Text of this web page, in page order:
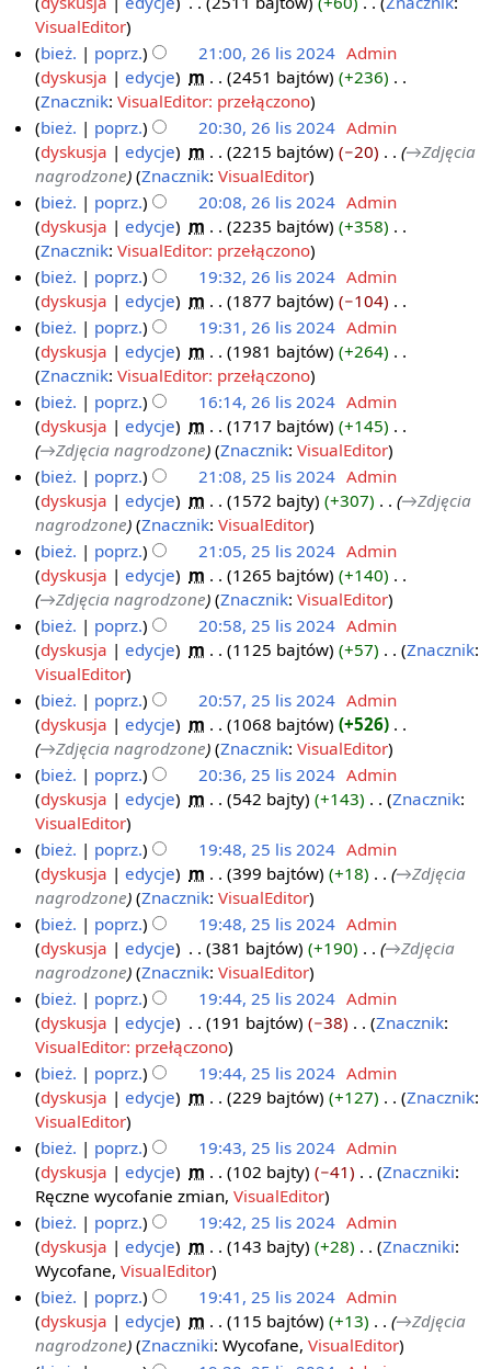
n
i
a
n
z
m
i
a
n
s
z
m
i
a
n
o
p
i
s
u
z
m
i
a
n
a
n
o
o
p
i
s
z
m
i
a
n
2
4
p
o
d
a
n
o
o
p
i
s
u
z
m
i
a
n
N
i
e
p
o
d
a
n
o
o
p
i
s
u
z
m
i
a
n
VisualEditor
bież.
poprz. 21:00, 26 lis 2024 Admin
dyskusja
edycje m 2451 bajtów +236
N
i
e
p
o
d
a
n
o
o
p
i
s
u
z
m
i
a
n
Znacznik:VisualEditor: przełączono
bież.
poprz. 20:30, 26 lis 2024 Admin
dyskusja
edycje m 2215 bajtów −20
→‎Zdjęcia
nagrodzone
Znacznik:VisualEditor
bież.
poprz. 20:08, 26 lis 2024 Admin
dyskusja
edycje m 2235 bajtów +358
N
i
e
p
o
d
a
n
o
o
p
i
u
z
m
i
a
n
Znacznik:VisualEditor: przełączono
bież.
poprz. 19:32, 26 lis 2024 Admin
dyskusja
edycje m 1877 bajtów −104
N
i
e
p
o
d
a
n
o
o
p
i
s
u
z
m
i
a
n
bież. poprz. 19:31, 26 lis 2024 Admin
dyskusja
edycje m 1981 bajtów +264
N
i
e
p
o
d
a
n
o
o
p
i
s
z
m
i
a
n
Znacznik:VisualEditor: przełączono
bież.
poprz. 16:14, 26 lis 2024 Admin
dyskusja
edycje m 1717 bajtów +145
→‎Zdjęcia nagrodzone
Znacznik:VisualEditor
2
4
bież. poprz. 21:08, 25 lis 2024 Admin
dyskusja
edycje m 1572 bajty +307
→‎Zdjęcia
nagrodzone
Znacznik:VisualEditor
bież.
poprz. 21:05, 25 lis 2024 Admin
dyskusja
edycje m 1265 bajtów +140
→‎Zdjęcia nagrodzone
Znacznik:VisualEditor
bież.
poprz. 20:58, 25 lis 2024 Admin
dyskusja
edycje m 1125 bajtów +57
N
i
e
p
o
d
a
n
o
o
p
i
s
z
m
i
a
n
Znacznik:
VisualEditor
bież.
poprz. 20:57, 25 lis 2024 Admin
dyskusja
edycje m 1068 bajtów +526
→‎Zdjęcia nagrodzone
Znacznik:VisualEditor
bież.
poprz. 20:36, 25 lis 2024 Admin
dyskusja
edycje m 542 bajty +143
N
i
e
p
o
d
a
n
o
o
p
i
s
z
m
i
a
n
Znacznik:
VisualEditor
bież.
poprz. 19:48, 25 lis 2024 Admin
dyskusja
edycje m 399 bajtów +18
→‎Zdjęcia
nagrodzone
Znacznik:VisualEditor
bież.
poprz. 19:48, 25 lis 2024 Admin
dyskusja
edycje 381 bajtów +190
→‎Zdjęcia
nagrodzone
Znacznik:VisualEditor
bież.
poprz. 19:44, 25 lis 2024 Admin
dyskusja
edycje 191 bajtów −38
N
i
e
p
o
d
a
n
o
o
p
i
s
Znacznik:
VisualEditor: przełączono
bież.
poprz. 19:44, 25 lis 2024 Admin
dyskusja
edycje m 229 bajtów +127
N
i
e
p
o
d
a
n
o
o
p
Znacznik:
VisualEditor
bież.
poprz. 19:43, 25 lis 2024 Admin
dyskusja
edycje m 102 bajty −41
N
i
e
p
o
d
a
n
Znaczniki:
Ręczne wycofanie zmian VisualEditor
bież.
poprz. 19:42, 25 lis 2024 Admin
dyskusja
edycje m 143 bajty +28
N
i
e
p
Znaczniki:
Wycofane VisualEditor
bież.
poprz. 19:41, 25 lis 2024 Admin
dyskusja
edycje m 115 bajtów +13
→‎Zdjęcia
nagrodzone
Znaczniki:Wycofane VisualEditor